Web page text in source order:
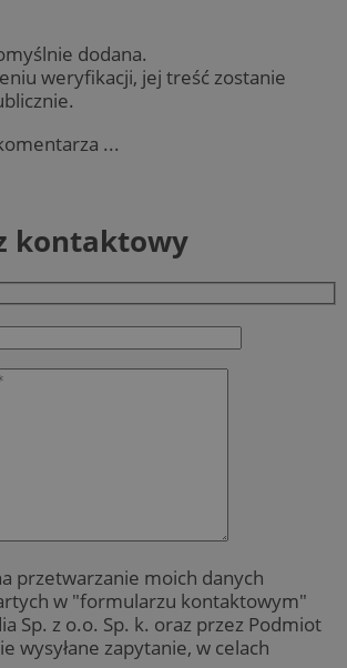
dodana.
weryfikacji, jej treść zostanie
...
kontaktowy
przetwarzanie moich danych
w "formularzu kontaktowym"
Sp. z o.o. Sp. k. oraz przez Podmiot
wysyłane zapytanie, w celach